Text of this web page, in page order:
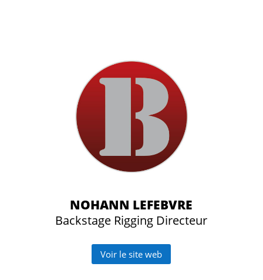
NOHANN LEFEBVRE
Backstage Rigging Directeur
Voir le site web